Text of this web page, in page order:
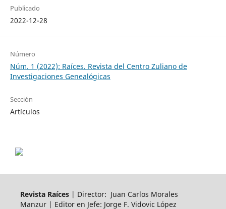
Publicado
2022-12-28
Número
Núm. 1 (2022): Raíces. Revista del Centro Zuliano de
Investigaciones Genealógicas
Sección
Artículos
Revista Raíces | Director: Juan Carlos Morales
Manzur | Editor en Jefe: Jorge F. Vidovic López